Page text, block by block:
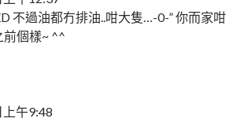
不過油都冇排油..咁大隻…-0-” 你而家咁
前個樣~ ^^
午9:48